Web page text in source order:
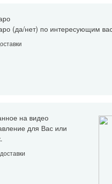
(да/нет) по интересующим
на видео
для Вас или